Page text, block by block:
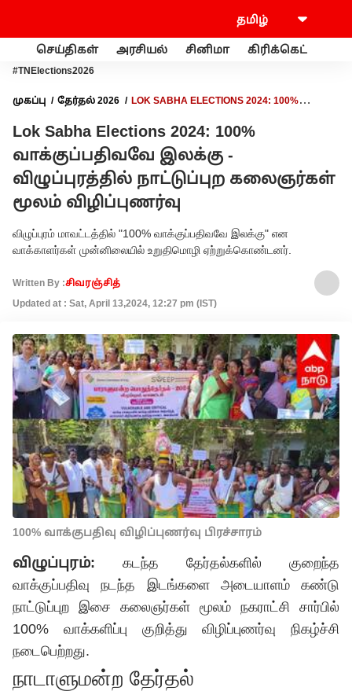
செய்திகள் அரசியல் சினிமா கிரிக்கெட்
#TNElections2026
முகப்பு தேர்தல் 2026
LOK SABHA ELECTIONS 2024: 100%
மூலம் விழிப்புணர்வு
Lok Sabha Elections 2024: 100%
வாக்குப்பதிவவே இலக்கு -
விழுப்புரத்தில் நாட்டுப்புற கலைஞர்கள்
மூலம் விழிப்புணர்வு
விழுப்புரம் மாவட்டத்தில் "100% வாக்குப்பதிவவே இலக்கு" என
வாக்காளர்கள் முன்னிலையில் உறுதிமொழி ஏற்றுக்கொண்டனர்.
Written By :சிவரஞ்சித்
Updated at : Sat, April 13,2024, 12:27 pm (IST)
100% வாக்குபதிவு விழிப்புணர்வு பிரச்சாரம்
விழுப்புரம்: கடந்த தேர்தல்களில் குறைந்த
வாக்குப்பதிவு நடந்த இடங்களை அடையாளம் கண்டு
நாட்டுப்புற இசை கலைஞர்கள் மூலம் நகராட்சி சார்பில்
100% வாக்களிப்பு குறித்து விழிப்புணர்வு நிகழ்ச்சி
நடைபெற்றது.
நாடாளுமன்ற தேர்தல்